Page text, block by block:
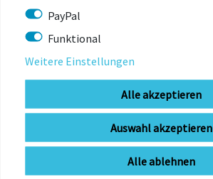
PayPal
Funktional
Weitere Einstellungen
Alle akzeptieren
Auswahl akzeptieren
Alle ablehnen